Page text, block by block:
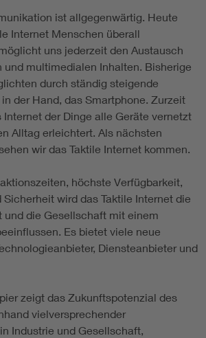
ist allgegenwärtig. Heute
Internet Menschen überall
uns jederzeit den Austausch
und multimedialen Inhalten. Bisherige
durch ständig steigende
der Hand, das Smartphone. Zurzeit
Internet der Dinge alle Geräte vernetzt
Alltag erleichtert. Als nächsten
wir das Taktile Internet kommen.
höchste Verfügbarkeit,
wird das Taktile Internet die
und die Gesellschaft mit einem
Es bietet viele neue
Diensteanbieter und
zeigt das Zukunftspotenzial des
vielversprechender
Industrie und Gesellschaft,